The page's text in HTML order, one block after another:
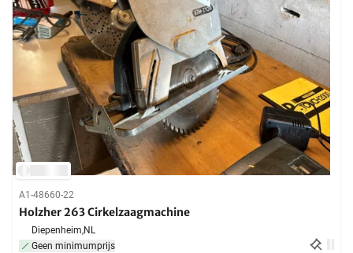
A1-48660-22
Holzher 263 Cirkelzaagmachine
Diepenheim,NL
Geen minimumprijs